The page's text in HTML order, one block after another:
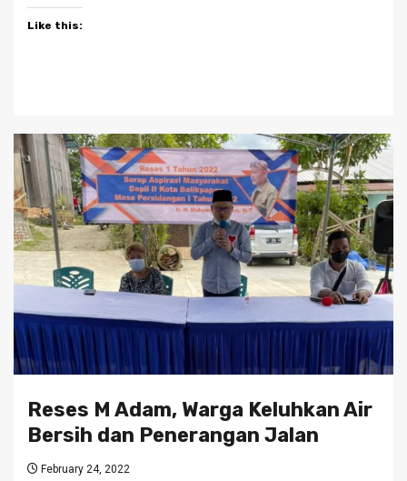
Like this:
Reses M Adam, Warga Keluhkan Air
Bersih dan Penerangan Jalan
February 24, 2022